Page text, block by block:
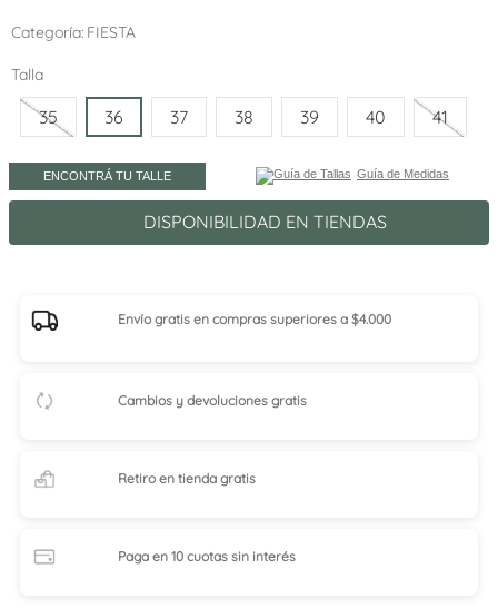
Categoría FIESTA
Talla
35 36 37 38 39 40 41
ENCONTRÁ TU TALLE Guía de Medidas
DISPONIBILIDAD EN TIENDAS
Envío gratis en compras superiores a $4.000
Cambios y devoluciones gratis
Retiro en tiendagratis
Paga en 10 cuotassin interés